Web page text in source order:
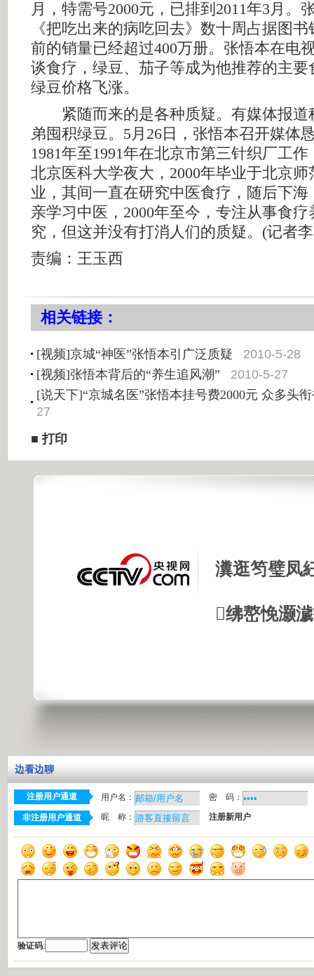
月，特需号2000元，已排到2011年3月。
《把吃出来的病吃回去》数十周占据图
前的销量已经超过400万册。张悟本在电
谈食疗，绿豆、茄子等成为他推荐的主要
绿豆价格飞涨。
紧随而来的是各种质疑。有媒体报道
弟囤积绿豆。5月26日，张悟本召开媒体
1981年至1991年在北京市第三针织厂工作
北京医科大学夜大，2000年毕业于北京
业，其间一直在研究中医食疗，随后下海
亲学习中医，2000年至今，专注从事食
究，但这并没有打消人们的质疑。(记者
责编：王玉西
相关链接：
[视频]京城“神医”张悟本引广泛质疑 2010-5-28
[视频]张悟本背后的“养生追风潮” 2010-5-27
[说天下]“京城名医”张悟本挂号费2000元 众多头
27
■打印
瀵逛笉璧凤
绋嶅悗灏
边看边聊
注册用户通道 用户名： 密 码：
非注册用户通道 昵 称： 注册新用户
验证码: